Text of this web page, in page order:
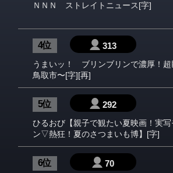
ＮＮＮ ストレイトニュース[字]
4 位 313
うまいッ！ ブリンブリンで濃厚！
鳥取市〜[字][再]
5 位 292
ひるおび【親子で観たい夏映画！実
ン▽熱狂！夏のさつまいも博】[字]
6 位 70